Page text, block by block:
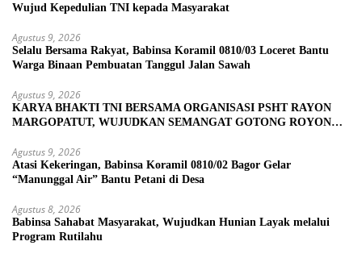
Wujud Kepedulian TNI kepada Masyarakat
Agustus 9, 2026
Selalu Bersama Rakyat, Babinsa Koramil 0810/03 Loceret Bantu
Warga Binaan Pembuatan Tanggul Jalan Sawah
Agustus 9, 2026
KARYA BHAKTI TNI BERSAMA ORGANISASI PSHT RAYON
MARGOPATUT, WUJUDKAN SEMANGAT GOTONG ROYONG
Agustus 9, 2026
Atasi Kekeringan, Babinsa Koramil 0810/02 Bagor Gelar
“Manunggal Air” Bantu Petani di Desa
Agustus 8, 2026
Babinsa Sahabat Masyarakat, Wujudkan Hunian Layak melalui
Program Rutilahu